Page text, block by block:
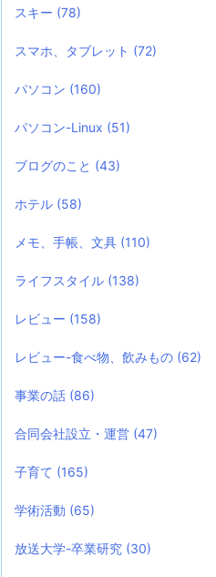
スキー (78)
スマホ、タブレット (72)
パソコン (160)
パソコン-Linux (51)
ブログのこと (43)
ホテル (58)
メモ、手帳、文具 (110)
ライフスタイル (138)
レビュー (158)
レビュー-食べ物、飲みもの (62)
事業の話 (86)
合同会社設立・運営 (47)
子育て (165)
学術活動 (65)
放送大学-卒業研究 (30)